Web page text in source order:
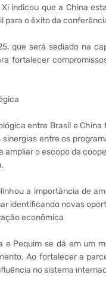
indicou que a China
para o êxito da
que será sediado na
fortalecer
entre Brasil e
entre os
ampliar o escopo da
a importância de
identificando novas
econômica
e Pequim se dá em um
Ao fortalecer a
no sistema